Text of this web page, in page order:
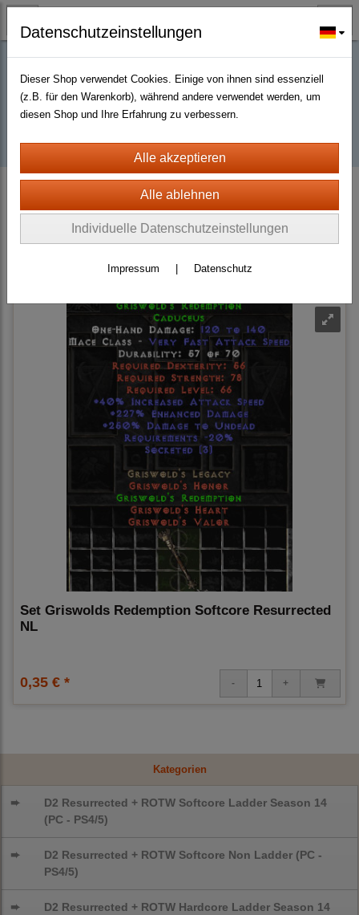
Buy D2R items | Diablo 2 Resurrected |
D2km
Kategorien
➨
D2 Resurrected + ROTW Softcore Ladder Season 14
(PC - PS4/5)
➨
D2 Resurrected + ROTW Softcore Non Ladder (PC -
PS4/5)
➨
D2 Resurrected + ROTW Hardcore Ladder Season 14
D2 Resurrected + ROTW Softcore Non Ladder (PC - PS4/5)
Sortierung wählen
Set Griswolds Redemption Softcore Resurrected
NL
0,35 € *
Datenschutzeinstellungen
Dieser Shop verwendet Cookies. Einige von ihnen sind essenziell
(z.B. für den Warenkorb), während andere verwendet werden, um
diesen Shop und Ihre Erfahrung zu verbessern.
Individuelle Datenschutzeinstellungen
Impressum Datenschutz